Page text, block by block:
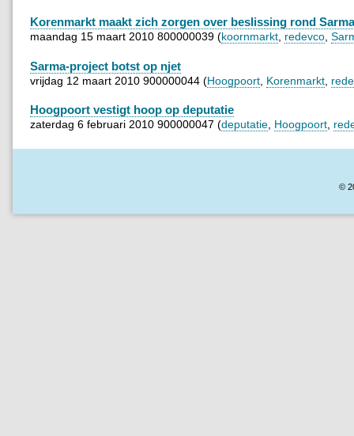
Korenmarkt maakt zich zorgen over beslissing rond
maandag 15 maart 2010 800000039 (koornmarkt redevco
Sarma-project botst op njet
vrijdag 12 maart 2010 900000044 (Hoogpoort Korenmarkt
Hoogpoort vestigt hoop op deputatie
zaterdag 6 februari 2010 900000047 (deputatie Hoogpoort
©